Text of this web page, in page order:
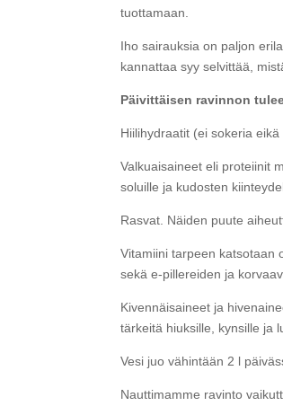
tuottamaan.
Iho sairauksia on paljon
kannattaa syy selvittää,
Päivittäisen ravinnon
Hiilihydraatit (ei sokeria
Valkuaisaineet eli proteiinit
soluille ja kudosten
Rasvat. Näiden puute
Vitamiini tarpeen katsotaan
sekä e-pillereiden ja
Kivennäisaineet ja
tärkeitä hiuksille, kynsille ja
Vesi juo vähintään 2 l
Nauttimamme ravinto